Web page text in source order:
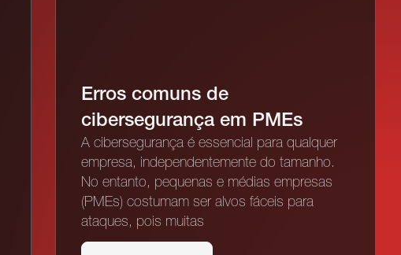
Erros comuns de
cibersegurança em PMEs
A cibersegurança é essencial para qualquer
empresa, independentemente do tamanho.
No entanto, pequenas e médias empresas
(PMEs) costumam ser alvos fáceis para
ataques, pois muitas